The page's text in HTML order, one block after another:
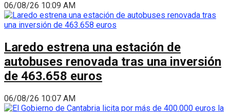
06/08/26 10:09 AM
Laredo estrena una estación de
autobuses renovada tras una inversión
de 463.658 euros
06/08/26 10:07 AM